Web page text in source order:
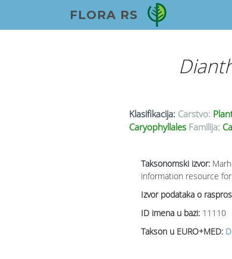
FLORA RS
Klasifikacija: Carstvo:
Caryophyllales Familija:
Taksonomski izvor:
information resource
Izvor podataka o
ID imena u bazi: 11110
Takson u EURO+MED: